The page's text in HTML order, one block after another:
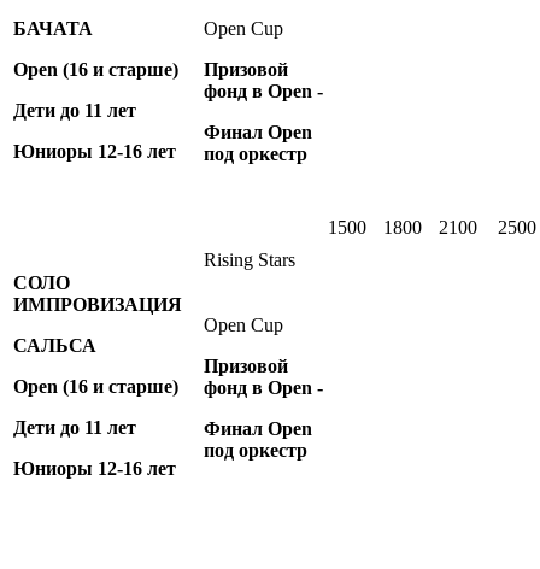
БАЧАТА
Open (16 и старше)
Дети до 11 лет
Юниоры 12-16 лет
1500 1800 2100 2500
Open Cup
Призовой
фонд в Open -
Финал Open
под оркестр
СОЛО
ИМПРОВИЗАЦИЯ
САЛЬСА
Open (16 и старше)
Дети до 11 лет
Юниоры 12-16 лет
Rising Stars
Open Cup
Призовой
фонд в Open -
Финал Open
под оркестр